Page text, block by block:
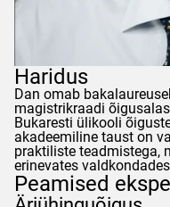
Haridus
Dan omab
magistrikraadi
Bukaresti ülikooli
akadeemiline taust on
praktiliste teadmistega,
erinevates
Peamised